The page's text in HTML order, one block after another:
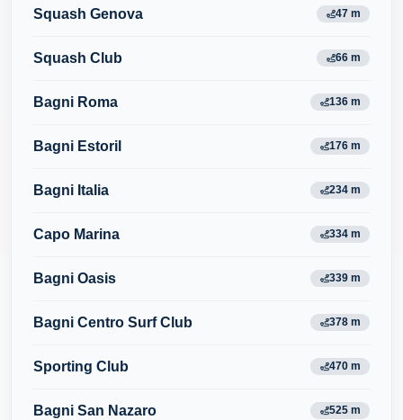
Squash Genova 47 m
Squash Club 66 m
Bagni Roma 136 m
Bagni Estoril 176 m
Bagni Italia 234 m
Capo Marina 334 m
Bagni Oasis 339 m
Bagni Centro Surf Club 378 m
Sporting Club 470 m
Bagni San Nazaro 525 m